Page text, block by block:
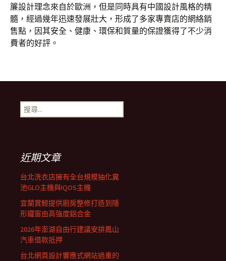
簾設計理念來自於歐洲，但是同時具有中國設計風格的精
髓，經過幾年迅速發展壯大，形成了多家專賣店的網絡銷
售點，因其安全、健康、環保和質量的保證獲得了不少消
費者的好評。
搜
尋
近期文章
台北洗衣店擁有全台規模抽化糞
池GLO主機與IQOS主機
宜蘭賞鯨提供廚房整修打造到隱
形鐵窗由高強度鋁合金
2026年澎湖自由行建議安排鳳山
汽車借款抵押
台北網頁設計響應式網站過重的